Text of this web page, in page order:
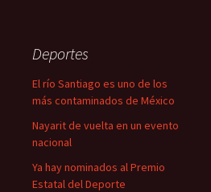
Deportes
El río Santiago es uno de los
más contaminados de México
Nayarit de vuelta en un evento
nacional
Ya hay nominados al Premio
Estatal del Deporte